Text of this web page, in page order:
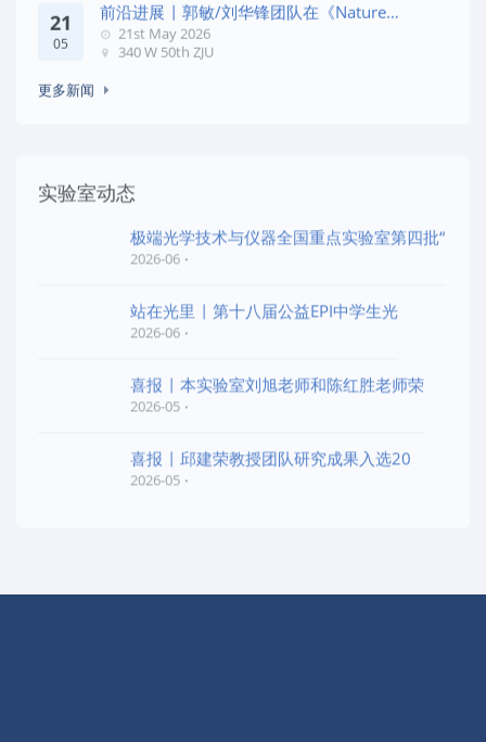
21
05
前沿进展 | 郭敏/刘华锋团队在《Nature
Commun
21st May 2026
340 W 50th ZJU
更多新闻
实验室动态
极端光学技术与仪器全国重点实验室第四批“
2026-06
站在光里 | 第十八届公益EPI中学生光
2026-06
喜报 | 本实验室刘旭老师和陈红胜老师荣
2026-05
喜报 | 邱建荣教授团队研究成果入选20
2026-05